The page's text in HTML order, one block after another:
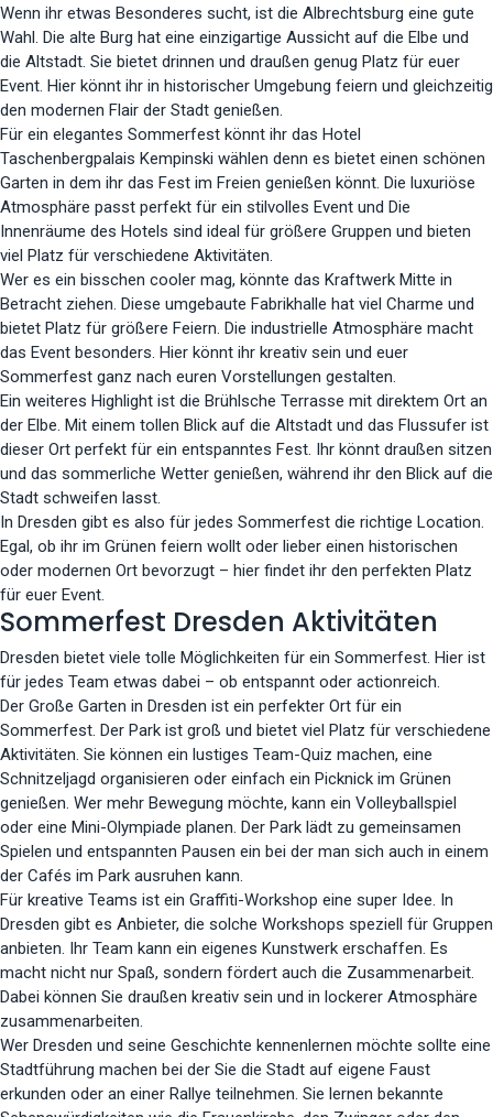
Wenn ihr etwas Besonderes sucht, ist die Albrechtsburg eine gute
Wahl. Die alte Burg hat eine einzigartige Aussicht auf die Elbe und
die Altstadt. Sie bietet drinnen und draußen genug Platz für euer
Event. Hier könnt ihr in historischer Umgebung feiern und gleichzeitig
den modernen Flair der Stadt genießen.
Für ein elegantes Sommerfest könnt ihr das Hotel
Taschenbergpalais Kempinski wählen denn es bietet einen schönen
Garten in dem ihr das Fest im Freien genießen könnt. Die luxuriöse
Atmosphäre passt perfekt für ein stilvolles Event und Die
Innenräume des Hotels sind ideal für größere Gruppen und bieten
viel Platz für verschiedene Aktivitäten.
Wer es ein bisschen cooler mag, könnte das Kraftwerk Mitte in
Betracht ziehen. Diese umgebaute Fabrikhalle hat viel Charme und
bietet Platz für größere Feiern. Die industrielle Atmosphäre macht
das Event besonders. Hier könnt ihr kreativ sein und euer
Sommerfest ganz nach euren Vorstellungen gestalten.
Ein weiteres Highlight ist die Brühlsche Terrasse mit direktem Ort an
der Elbe. Mit einem tollen Blick auf die Altstadt und das Flussufer ist
dieser Ort perfekt für ein entspanntes Fest. Ihr könnt draußen sitzen
und das sommerliche Wetter genießen, während ihr den Blick auf die
Stadt schweifen lasst.
In Dresden gibt es also für jedes Sommerfest die richtige Location.
Egal, ob ihr im Grünen feiern wollt oder lieber einen historischen
oder modernen Ort bevorzugt – hier findet ihr den perfekten Platz
für euer Event.
Sommerfest Dresden Aktivitäten
Dresden bietet viele tolle Möglichkeiten für ein Sommerfest. Hier ist
für jedes Team etwas dabei – ob entspannt oder actionreich.
Der Große Garten in Dresden ist ein perfekter Ort für ein
Sommerfest. Der Park ist groß und bietet viel Platz für verschiedene
Aktivitäten. Sie können ein lustiges Team-Quiz machen, eine
Schnitzeljagd organisieren oder einfach ein Picknick im Grünen
genießen. Wer mehr Bewegung möchte, kann ein Volleyballspiel
oder eine Mini-Olympiade planen. Der Park lädt zu gemeinsamen
Spielen und entspannten Pausen ein bei der man sich auch in einem
der Cafés im Park ausruhen kann.
Für kreative Teams ist ein Graffiti-Workshop eine super Idee. In
Dresden gibt es Anbieter, die solche Workshops speziell für Gruppen
anbieten. Ihr Team kann ein eigenes Kunstwerk erschaffen. Es
macht nicht nur Spaß, sondern fördert auch die Zusammenarbeit.
Dabei können Sie draußen kreativ sein und in lockerer Atmosphäre
zusammenarbeiten.
Wer Dresden und seine Geschichte kennenlernen möchte sollte eine
Stadtführung machen bei der Sie die Stadt auf eigene Faust
erkunden oder an einer Rallye teilnehmen. Sie lernen bekannte